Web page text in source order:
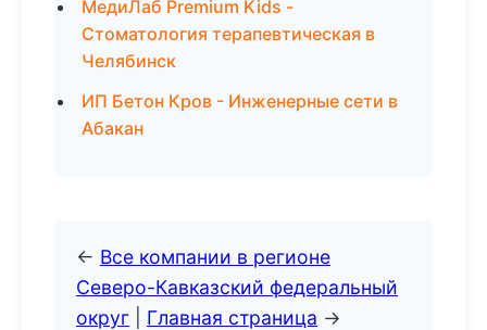
МедиЛаб Premium Kids -
Стоматология терапевтическая в
Челябинск
ИП Бетон Кров - Инженерные сети в
Абакан
← Все компании в регионе
Северо-Кавказский федеральный
округ
Главная страница →